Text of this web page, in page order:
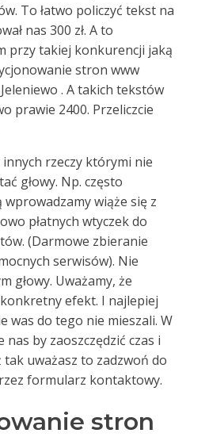
To łatwo policzyć tekst na
nas 300 zł. A to
przy takiej konkurencji jaką
stron www
. A takich tekstów
prawie 2400. Przeliczcie
innych rzeczy którymi nie
głowy. Np. często
wiąże się z
płatnych wtyczek do
(Darmowe zbieranie
serwisów). Nie
głowy. Uważamy, że
konkretny efekt. I najlepiej
was do tego nie mieszali. W
by zaoszczędzić czas i
tak uważasz to zadzwoń do
formularz kontaktowy.
stron